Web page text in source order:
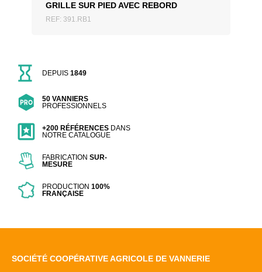
GRILLE SUR PIED AVEC REBORD
REF: 391.RB1
DEPUIS1849
50 VANNIERS
PROFESSIONNELS
+200 RÉFÉRENCES DANS
NOTRE CATALOGUE
FABRICATIONSUR-
MESURE
PRODUCTION100%
FRANÇAISE
SOCIÉTÉ COOPÉRATIVE AGRICOLE DE VANNERIE